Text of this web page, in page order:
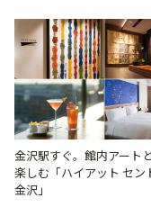
金沢駅すぐ。館内アート
楽しむ「ハイアット セン
金沢」